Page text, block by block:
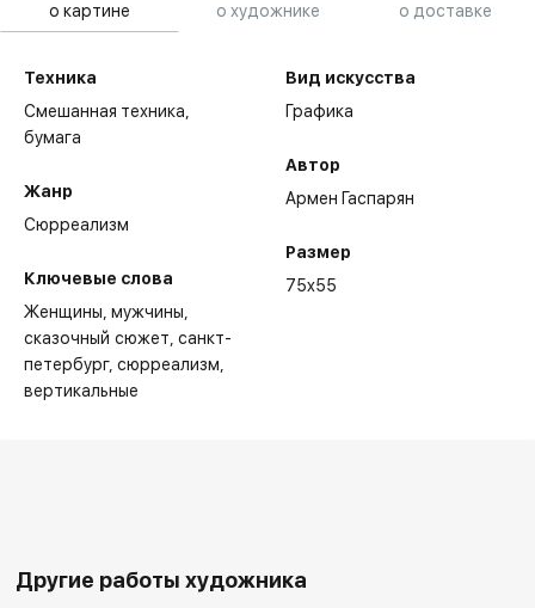
о картине о художнике о доставке
Техника
Смешанная техника,
бумага
Жанр
Сюрреализм
Ключевые слова
Женщины мужчины
сказочный сюжет санкт-
петербург сюрреализм
вертикальные
Вид искусства
Графика
Автор
Армен Гаспарян
Размер
75x55
Другие работы художника